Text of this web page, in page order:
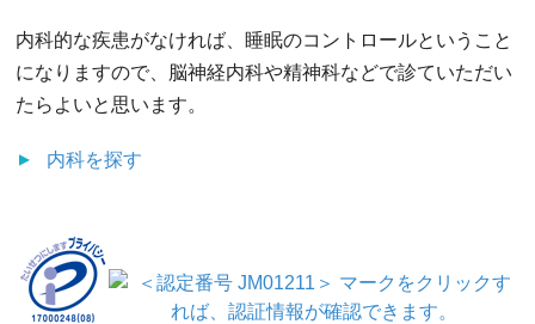
内科的な疾患がなければ、睡眠のコントロールということ
になりますので、脳神経内科や精神科などで診ていただい
たらよいと思います。
内科を探す